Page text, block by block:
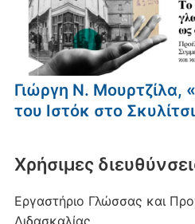
Γιώργη Ν. Μουρτζίλα,
του Ιστόκ στο
Xρήσιμες
Εργαστήριο Γλώσσας και